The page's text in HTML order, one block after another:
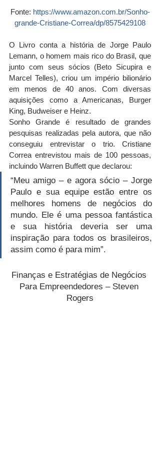
Fonte: https://www.amazon.com.br/Sonho-
grande-Cristiane-Correa/dp/8575429108
O Livro conta a história de Jorge Paulo
Lemann, o homem mais rico do Brasil, que
junto com seus sócios (Beto Sicupira e
Marcel Telles), criou um império bilionário
em menos de 40 anos. Com diversas
aquisições como a Americanas, Burger
King, Budweiser e Heinz.
Sonho Grande é resultado de grandes
pesquisas realizadas pela autora, que não
conseguiu entrevistar o trio. Cristiane
Correa entrevistou mais de 100 pessoas,
incluindo Warren Buffett que declarou:
“Meu amigo – e agora sócio – Jorge
Paulo e sua equipe estão entre os
melhores homens de negócios do
mundo. Ele é uma pessoa fantástica
e sua história deveria ser uma
inspiração para todos os brasileiros,
assim como é para mim”.
Finanças e Estratégias de Negócios
Para Empreendedores – Steven
Rogers